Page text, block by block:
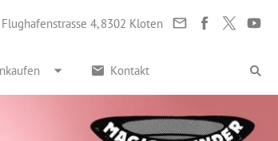
Flughafenstrasse 4, 8302 Kloten
Kontakt